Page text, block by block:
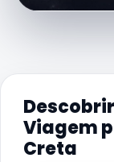
Viagem
Creta